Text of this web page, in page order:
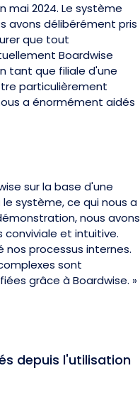
mai 2024. Le système
avons délibérément pris
que tout
Boardwise
tant que filiale d'une
particulièrement
a énormément aidés
sur la base d'une
système, ce qui nous a
nous avons
et intuitive.
processus internes.
sont
grâce à Boardwise. »
depuis l'utilisation